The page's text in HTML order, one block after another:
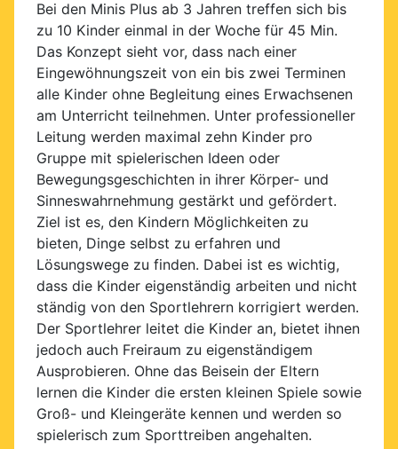
Bei den Minis Plus ab 3 Jahren treffen sich bis
zu 10 Kinder einmal in der Woche für 45 Min.
Das Konzept sieht vor, dass nach einer
Eingewöhnungszeit von ein bis zwei Terminen
alle Kinder ohne Begleitung eines Erwachsenen
am Unterricht teilnehmen. Unter professioneller
Leitung werden maximal zehn Kinder pro
Gruppe mit spielerischen Ideen oder
Bewegungsgeschichten in ihrer Körper- und
Sinneswahrnehmung gestärkt und gefördert.
Ziel ist es, den Kindern Möglichkeiten zu
bieten, Dinge selbst zu erfahren und
Lösungswege zu finden. Dabei ist es wichtig,
dass die Kinder eigenständig arbeiten und nicht
ständig von den Sportlehrern korrigiert werden.
Der Sportlehrer leitet die Kinder an, bietet ihnen
jedoch auch Freiraum zu eigenständigem
Ausprobieren. Ohne das Beisein der Eltern
lernen die Kinder die ersten kleinen Spiele sowie
Groß- und Kleingeräte kennen und werden so
spielerisch zum Sporttreiben angehalten.